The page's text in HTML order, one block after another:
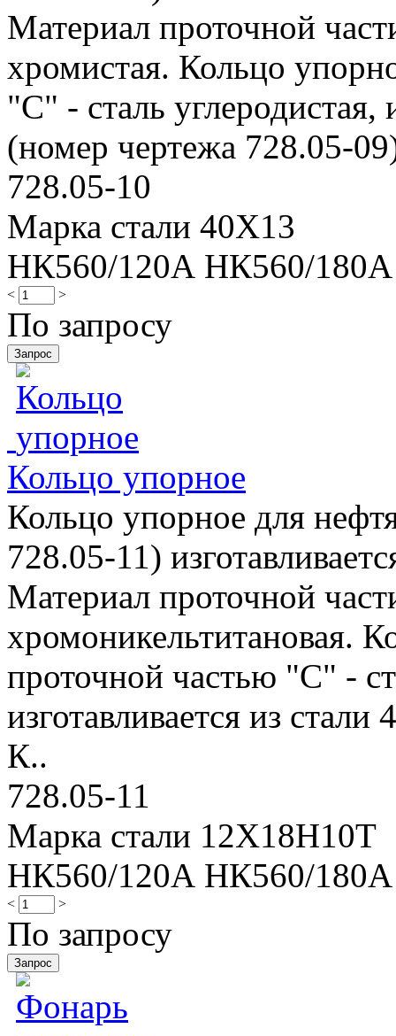
Материал проточной
хромистая. Кольцо
"С" - сталь углеродистая,
(номер чертежа 728.05-
728.05-10
Марка стали 40Х13
НК560/120А НК560/180А
< >
По запросу
Кольцо упорное
Кольцо упорное для
728.05-11)
Материал проточной
хромоникельтитановая.
проточной частью "С" -
изготавливается из
К..
728.05-11
Марка стали 12Х18Н10Т
НК560/120А НК560/180А
< >
По запросу